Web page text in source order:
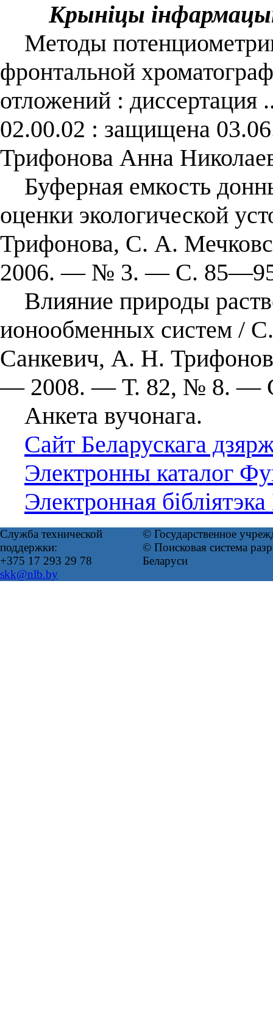
Крыніцы
Методы
фронтальной
отложений : диссертация
02.00.02 : защищена
Трифонова Анна
Буферная емкость
оценки экологической
Трифонова, С. А.
2006. — № 3. — С.
Влияние природы
ионообменных систем /
Санкевич, А. Н.
— 2008. — Т. 82, № 8. —
Анкета вучонага.
Сайт Беларускага
Электронны каталог
Электронная
Служба технической
поддержки:
+375 17 293 29 78
skk@nlb.by
© Государственное
© Поисковая система
Беларуси